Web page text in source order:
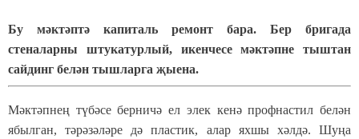
Бу мәктәптә капиталь ремонт бара. Бер бригада
стеналарны штукатурлый, икенчесе мәктәпне тыштан
сайдинг белән тышларга җыена.
Мәктәпнең түбәсе берничә ел элек кенә профнастил белән
ябылган, тәрәзәләре дә пластик, алар яхшы хәлдә. Шуңа